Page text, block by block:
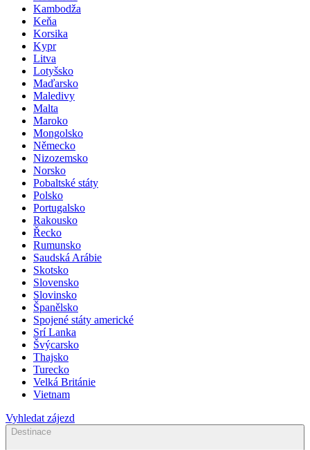
Kambodža
Keňa
Korsika
Kypr
Litva
Lotyšsko
Maďarsko
Maledivy
Malta
Maroko
Mongolsko
Německo
Nizozemsko
Norsko
Pobaltské státy
Polsko
Portugalsko
Rakousko
Řecko
Rumunsko
Saudská Arábie
Skotsko
Slovensko
Slovinsko
Španělsko
Spojené státy americké
Srí Lanka
Švýcarsko
Thajsko
Turecko
Velká Británie
Vietnam
Vyhledat zájezd
Destinace